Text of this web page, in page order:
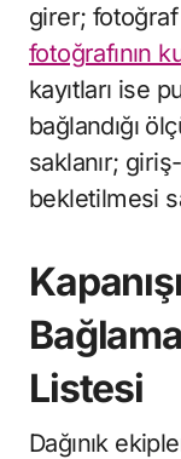
girer; fotoğraf
fotoğrafının
kayıtları ise
bağlandığı
saklanır;
bekletilmesi
Listesi
Dağınık